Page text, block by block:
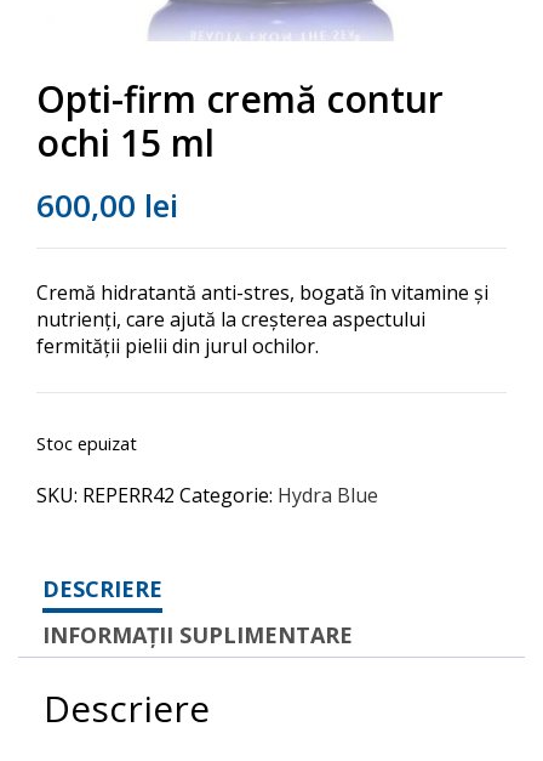
Opti-firm cremă contur
ochi 15 ml
600,00 lei
Cremă hidratantă anti-stres, bogată în vitamine și
nutrienți, care ajută la creșterea aspectului
fermității pielii din jurul ochilor.
Stoc epuizat
SKU: REPERR42 Categorie: Hydra Blue
DESCRIERE
INFORMAȚII SUPLIMENTARE
Descriere